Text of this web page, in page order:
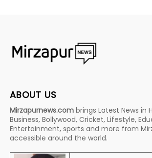
ABOUT US
Mirzapurnews.com brings Latest News in
Business, Bollywood, Cricket, Lifestyle,
Entertainment, sports and more from
accessible around the world.